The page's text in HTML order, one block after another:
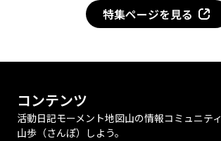
特集ページを見る
コンテンツ
活動日記モーメント地図山の情報コミュニティ
山歩（さんぽ）しよう。